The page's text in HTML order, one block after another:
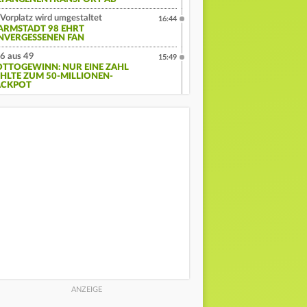
Vorplatz wird umgestaltet
98 EHRT
FAN
16:44
6 aus 49
NUR EINE ZAHL
ZUM 50-MILLIONEN-
15:49